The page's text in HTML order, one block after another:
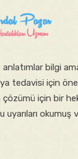
​bilgi
tedavisi için
çözümü için bir
okumuş